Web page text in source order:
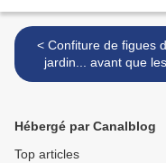
< Confiture de figues du
jardin... avant que les
étourneaux ne me
Hébergé par Canalblog
Top articles